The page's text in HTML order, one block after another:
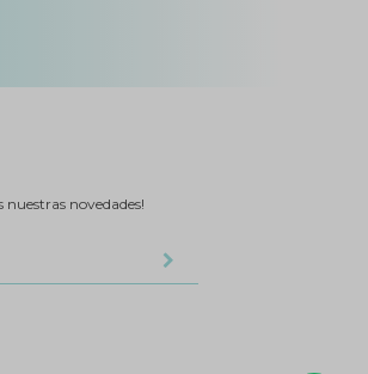
nuestras novedades!